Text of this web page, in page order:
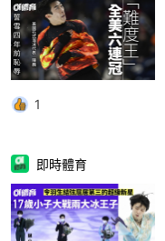
1
即時體育